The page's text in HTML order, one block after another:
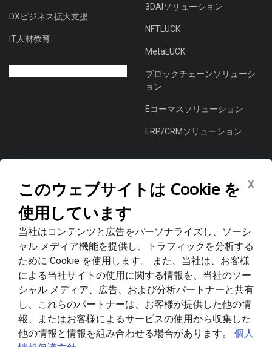
DXビジネス拡大支援
IT人材教育
3DAIソリューション
NFTLUCK
MetaLUCK
ブロックチェーンソリューシ
ョン
Eコーマスソリューション
ERP/CRMソリューション
ン プロバイダー
コードラックテクノロジー株
式会社
コードラックジャパン株式会
導入事例
ニュース・ブログ
このウェブサイトは Cookie を
使用しています
x
当社はコンテンツと広告をパーソナライズし、ソーシ
ャル メディア機能を提供し、トラフィックを分析する
ために Cookie を使用します。 また、当社は、お客様
による当社サイトの使用に関する情報を、当社のソー
シャル メディア、広告、および分析パートナーと共有
し、これらのパートナーは、お客様が提供した他の情
報、またはお客様によるサービスの使用から収集した
他の情報と情報を組み合わせる場合があります。 個人